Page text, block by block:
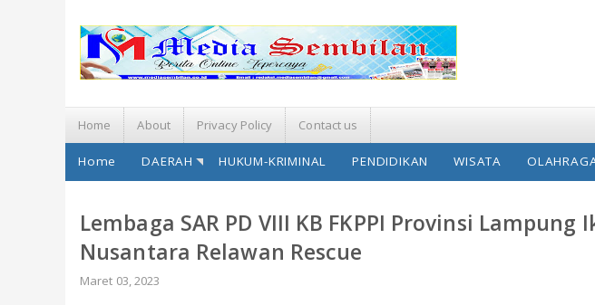
Home About Privacy Policy Contact us
Home DAERAH HUKUM-KRIMINAL PENDIDIKAN WISATA
Lembaga SAR PD VIII KB FKPPI Provinsi
Nusantara Relawan Rescue
Maret 03, 2023